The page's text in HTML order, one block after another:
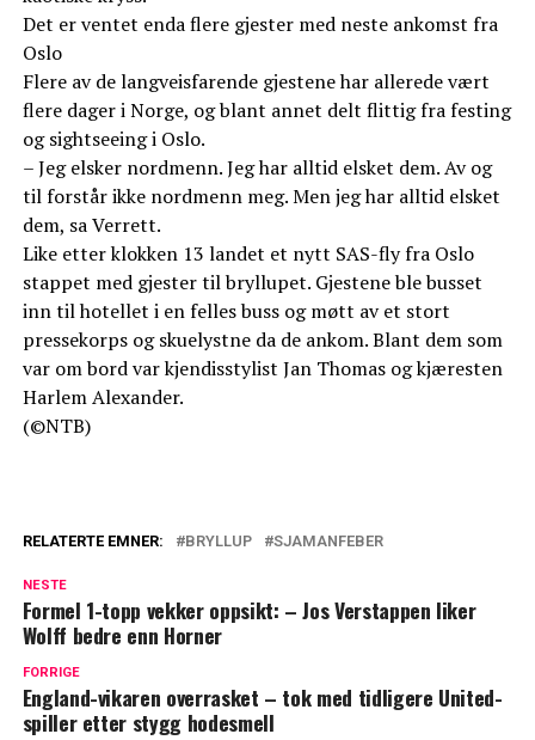
Det er ventet enda flere gjester med neste ankomst fra
Oslo
Flere av de langveisfarende gjestene har allerede vært
flere dager i Norge, og blant annet delt flittig fra festing
og sightseeing i Oslo.
– Jeg elsker nordmenn. Jeg har alltid elsket dem. Av og
til forstår ikke nordmenn meg. Men jeg har alltid elsket
dem, sa Verrett.
Like etter klokken 13 landet et nytt SAS-fly fra Oslo
stappet med gjester til bryllupet. Gjestene ble busset
inn til hotellet i en felles buss og møtt av et stort
pressekorps og skuelystne da de ankom. Blant dem som
var om bord var kjendisstylist Jan Thomas og kjæresten
Harlem Alexander.
(©NTB)
RELATERTE EMNER: BRYLLUP SJAMANFEBER
NESTE
Formel 1-topp vekker oppsikt: – Jos Verstappen liker
Wolff bedre enn Horner
FORRIGE
England-vikaren overrasket – tok med tidligere United-
spiller etter stygg hodesmell